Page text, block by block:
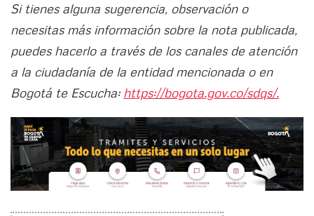
Si tienes alguna sugerencia, observación o
necesitas más información sobre la nota publicada,
puedes hacerlo a través de los canales de atención
a la ciudadanía de la entidad mencionada o en
Bogotá te Escucha: https://bogota.gov.co/sdqs/.